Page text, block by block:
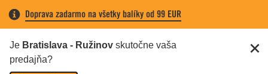
Doprava zadarmo na všetky balíky od 99 EUR
Je Bratislava - Ružinov skutočne vaša
predajňa?